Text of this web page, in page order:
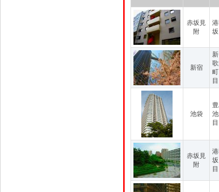
赤坂見
附
新宿
目
池袋
目
赤坂見
附
目